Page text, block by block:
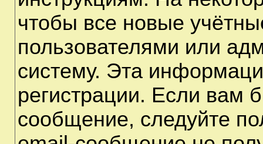
чтобы все новые
пользователями или
систему. Эта
регистрации. Если вам
сообщение, следуйте